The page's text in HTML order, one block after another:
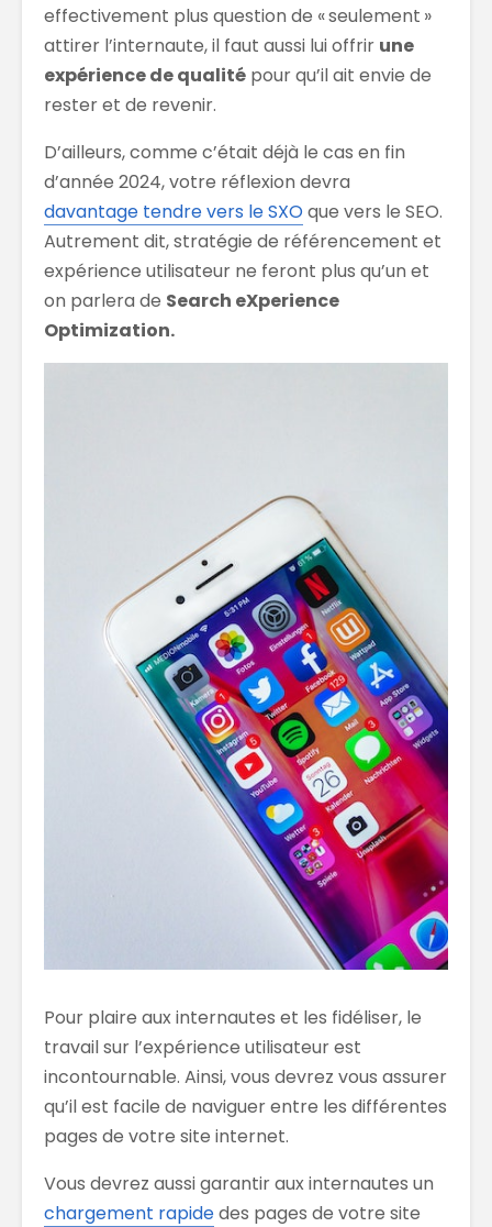
effectivement plus question de « seulement »
attirer l’internaute, il faut aussi lui offrir une
expérience de qualité pour qu’il ait envie de
rester et de revenir.
D’ailleurs, comme c’était déjà le cas en fin
d’année 2024, votre réflexion devra
davantage tendre vers le SXOque vers le SEO.
Autrement dit, stratégie de référencement et
expérience utilisateur ne feront plus qu’un et
on parlera de Search eXperience
Optimization.
Pour plaire aux internautes et les fidéliser, le
travail sur l’expérience utilisateur est
incontournable. Ainsi, vous devrez vous assurer
qu’il est facile de naviguer entre les différentes
pages de votre site internet.
Vous devrez aussi garantir aux internautes un
chargement rapidedes pages de votre site